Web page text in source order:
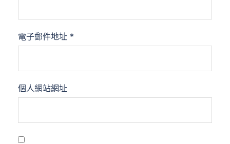
電子郵件地址 *
個人網站網址